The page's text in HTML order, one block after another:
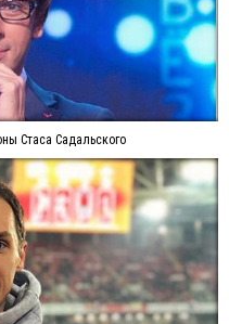
Стаса Садальского